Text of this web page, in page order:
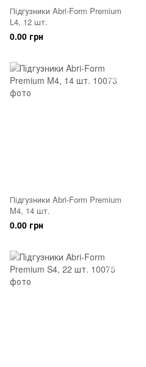
Підгузники Abri-Form Premium
L4, 12 шт.
0.00 грн
Підгузники Abri-Form Premium
M4, 14 шт.
0.00 грн